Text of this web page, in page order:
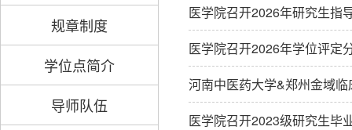
规章制度
学位点简介
导师队伍
医学院召开2026年研究生指
医学院召开2026年学位评定
河南中医药大学&郑州金域
医学院召开2023级研究生毕